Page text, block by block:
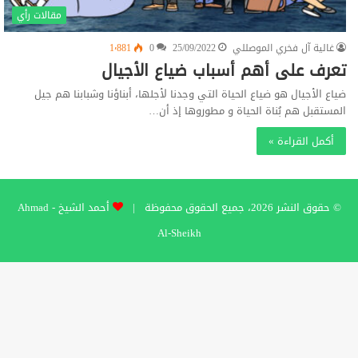
مقالات رأي
غالية آل فخري الموصللي
25/09/2022
0 1٬881
تعرف على أهم أسباب ضياع الأجيال
ضياع الأجيال هو ضياع الحياة التي وجدنا لأجلها، أبناؤنا وشبابنا هم جيل
المستقبل هم بُناة الحياة و مطوروها إذ أن…
أكمل القراءة »
© حقوق النشر 2026، جميع الحقوق محفوظة |
أحمد الشيخ - Ahmad
Al-Sheikh